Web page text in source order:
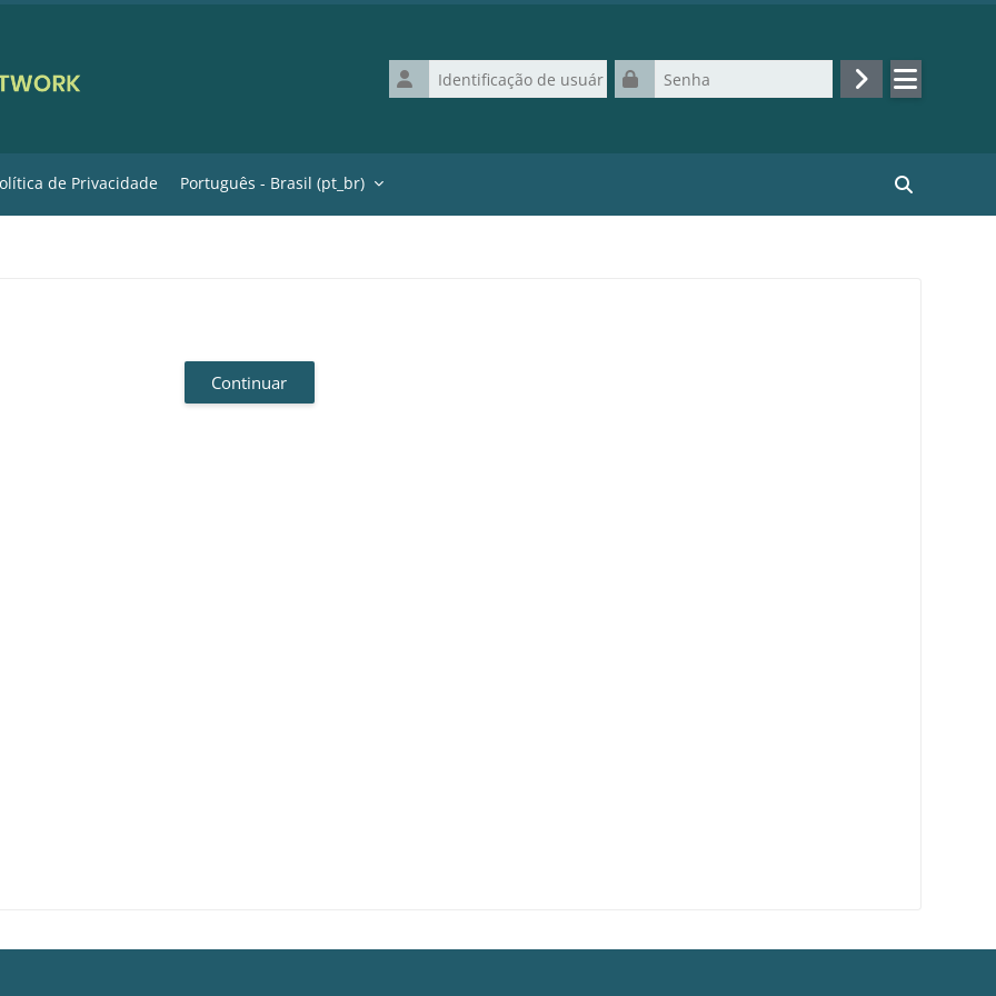
Identificação de usuário
Senha
Acessar
de Privacidade Português - Brasil ‎(pt_br)‎
Buscar
Continuar